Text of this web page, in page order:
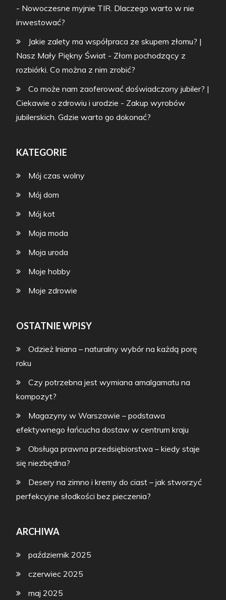
- Nowoczesne myjnie TIR. Dlaczego warto w nie
inwestować?
Jakie zalety ma współpraca ze skupem złomu? |
Nasz Mały Piękny Świat - Złom pochodzący z
rozbiórki. Co można z nim zrobić?
Co może nam zaoferować doświadczony jubiler? |
Ciekawie o zdrowiu i urodzie - Zakup wyrobów
jubilerskich. Gdzie warto go dokonać?
KATEGORIE
Mój czas wolny
Mój dom
Mój kot
Moja moda
Moja uroda
Moje hobby
Moje zdrowie
OSTATNIE WPISY
Odzież lniana – naturalny wybór na każdą porę
roku
Czy potrzebna jest wymiana amalgamatu na
kompozyt?
Magazyny w Warszawie – podstawa
efektywnego łańcucha dostaw w centrum kraju
Obsługa prawna przedsiębiorstwa – kiedy staje
się niezbędna?
Desery na zimno i kremy do ciast – jak stworzyć
perfekcyjne słodkości bez pieczenia?
ARCHIWA
październik 2025
czerwiec 2025
maj 2025